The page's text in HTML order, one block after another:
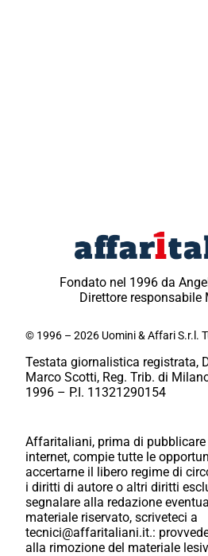
Fondato nel 1996 da
Direttore responsabile
© 1996 – 2026 Uomini & Affari S.r.l.
Testata giornalistica registrata,
Marco Scotti, Reg. Trib. di
1996 – P.I. 11321290154
Affaritaliani, prima di
internet, compie tutte le
accertarne il libero regime di
i diritti di autore o altri diritti
segnalare alla redazione
materiale riservato, scriveteci a
tecnici@affaritaliani.it.:
alla rimozione del materiale